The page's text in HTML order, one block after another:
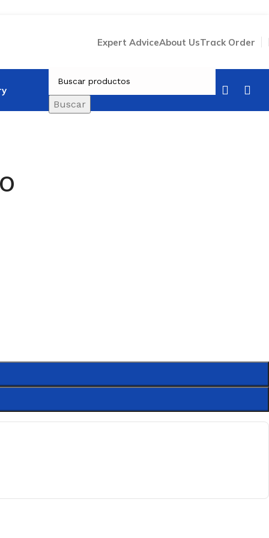
Expert AdviceAbout UsTrack Order
Buscar